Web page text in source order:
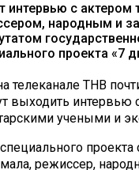
интервью с актером
народным и
проекта «7
телеканале ТНВ
выходить интервью
учеными и
проекта
режиссер,